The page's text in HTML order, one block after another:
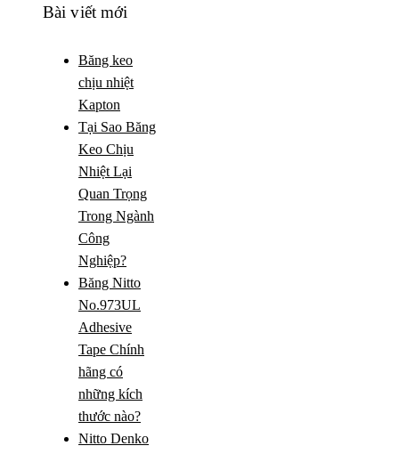
Bài viết mới
Băng keo
chịu nhiệt
Kapton
Tại Sao Băng
Keo Chịu
Nhiệt Lại
Quan Trọng
Trong Ngành
Công
Nghiệp?
Băng Nitto
No.973UL
Adhesive
Tape Chính
hãng có
những kích
thước nào?
Nitto Denko